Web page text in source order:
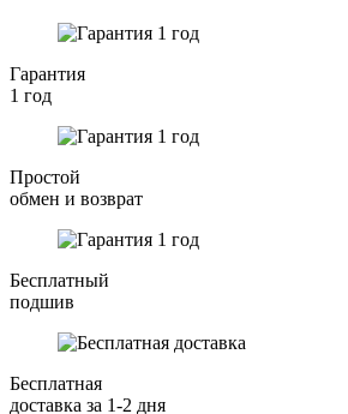
Гарантия
1 год
Простой
обмен и возврат
Бесплатный
подшив
Бесплатная
доставка за 1-2 дня